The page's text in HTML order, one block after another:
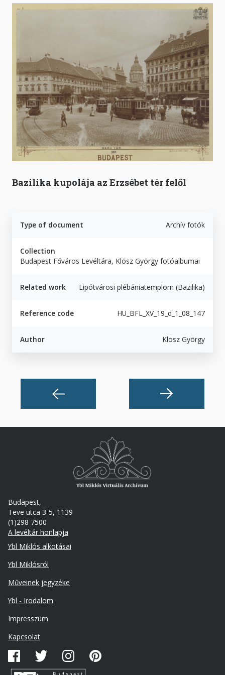
Bazilika kupolája az Erzsébet tér felől
Type of document Archív fotók
Collection
Budapest Főváros Levéltára, Klösz György fotóalbumai
Related work Lipótvárosi plébániatemplom (Bazilika)
Reference code HU_BFL_XV_19_d_1_08_147
Author Klösz György
Budapest,
Teve utca 3-5, 1139
(1)298 7500
A levéltár honlapja
Footer
Ybl Miklós alkotásai
Ybl Miklósról
Műveinek jegyzéke
Ybl - Irodalom
Lábléc
másodlagos
Impresszum
Kapcsolat
Közösségi
média